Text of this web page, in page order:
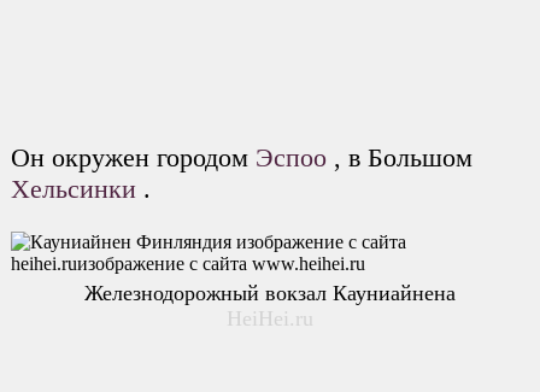
Он окружен городом Эспоо , в Большом
Хельсинки .
Железнодорожный вокзал Кауниайнена
HeiHei.ru